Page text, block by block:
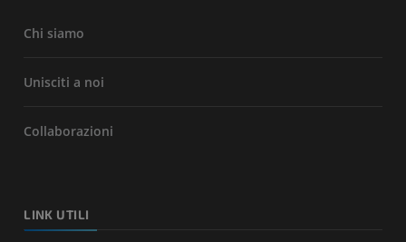
Chi siamo
Unisciti a noi
Collaborazioni
LINK UTILI